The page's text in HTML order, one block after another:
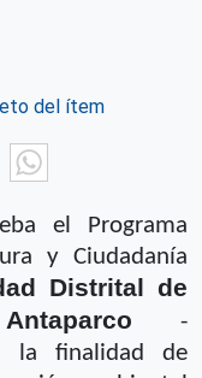
del ítem
Twitter
el Programa
y Ciudadanía
Distrital de
-
la finalidad de